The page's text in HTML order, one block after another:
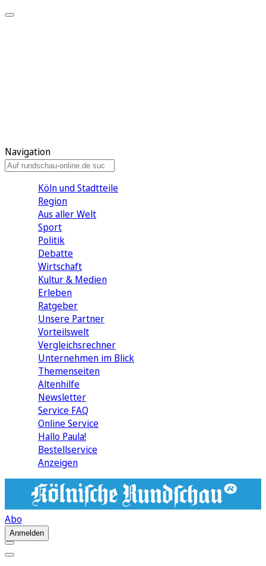
Navigation
Köln und Stadtteile
Region
Aus aller Welt
Sport
Politik
Debatte
Wirtschaft
Kultur & Medien
Erleben
Ratgeber
Unsere Partner
Vorteilswelt
Vergleichsrechner
Unternehmen im Blick
Themenseiten
Altenhilfe
Newsletter
Service FAQ
Online Service
Hallo Paula!
Bestellservice
Anzeigen
Abo
Anmelden